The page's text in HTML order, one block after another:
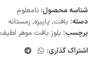
شناسه محصول: نامعلوم
دسته: بافت, پاییزه, زمستانه
برچسب: بلوز بافت موهر لطیف
اشتراک گذاری: